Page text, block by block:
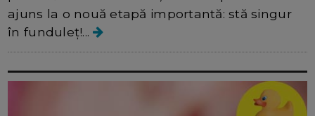
ajuns la o nouă etapă importantă: stă singur
în funduleț!...